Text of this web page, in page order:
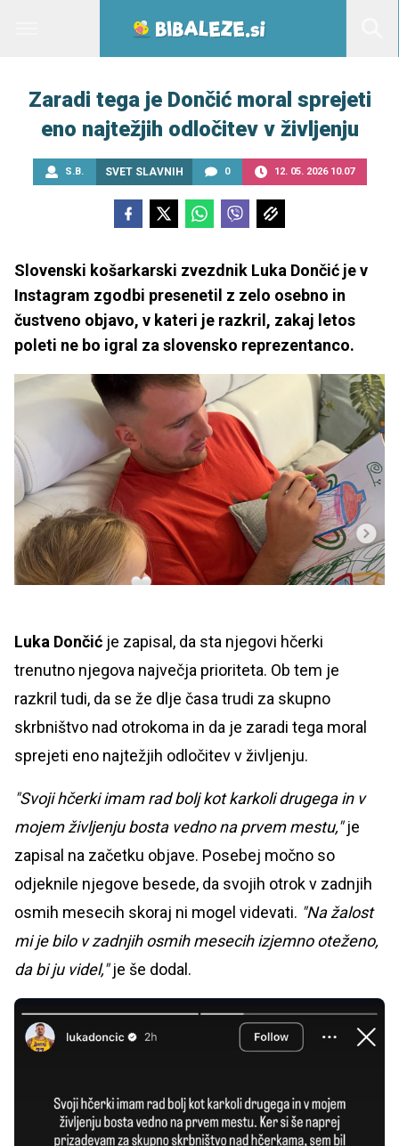
Zaradi tega je Dončić moral sprejeti
eno najtežjih odločitev v življenju
S.B. SVET SLAVNIH 0 12. 05. 2026 10.07
Slovenski košarkarski zvezdnik Luka Dončić je v
Instagram zgodbi presenetil z zelo osebno in
čustveno objavo, v kateri je razkril, zakaj letos
poleti ne bo igral za slovensko reprezentanco.
Luka Dončić je zapisal, da sta njegovi hčerki
trenutno njegova največja prioriteta. Ob tem je
razkril tudi, da se že dlje časa trudi za skupno
skrbništvo nad otrokoma in da je zaradi tega moral
sprejeti eno najtežjih odločitev v življenju.
"Svoji hčerki imam rad bolj kot karkoli drugega in v
mojem življenju bosta vedno na prvem mestu,"je
zapisal na začetku objave. Posebej močno so
odjeknile njegove besede, da svojih otrok v zadnjih
osmih mesecih skoraj ni mogel videvati. "Na žalost
mi je bilo v zadnjih osmih mesecih izjemno oteženo,
da bi ju videl,"je še dodal.